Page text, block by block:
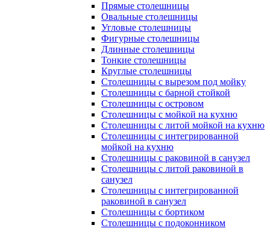
Прямые столешницы
Овальные столешницы
Угловые столешницы
Фигурные столешницы
Длинные столешницы
Тонкие столешницы
Круглые столешницы
Столешницы с вырезом под мойку
Столешницы с барной стойкой
Столешницы с островом
Столешницы с мойкой на кухню
Столешницы с литой мойкой на кухню
Столешницы с интегрированной
мойкой на кухню
Столешницы с раковиной в санузел
Столешницы с литой раковиной в
санузел
Столешницы с интегрированной
раковиной в санузел
Столешницы с бортиком
Столешницы с подоконником